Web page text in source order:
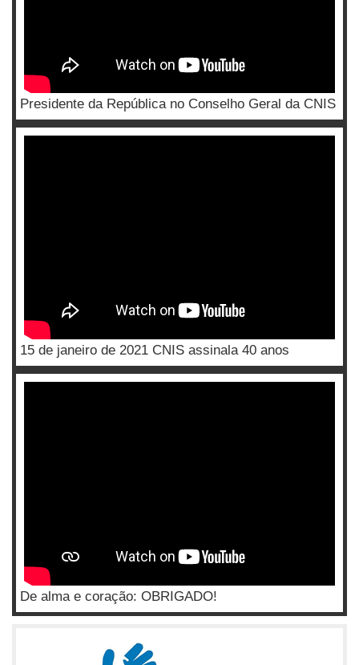
Presidente da República no Conselho Geral da CNIS
15 de janeiro de 2021 CNIS assinala 40 anos
De alma e coração: OBRIGADO!